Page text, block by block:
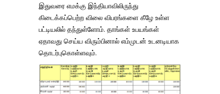
இதுவரை எமக்கு இந்தியாவிலிருந்து
கிடைக்கப்பெற்ற விலை விபரங்களை கீழே உள்ள
பட்டியலில் தந்துள்ளோம். தாங்கள் உபயங்கள்
ஏதாவது செய்ய விரும்பினால் எம்முடன் உடனடியாக
தொடர்புகொள்ளவும்.